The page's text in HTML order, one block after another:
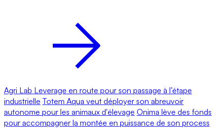
Agri Lab Leverage en route pour son passage à l’étape
industrielle Totem Aqua veut déployer son abreuvoir
autonome pour les animaux d'élevage Onima lève des fonds
pour accompagner la montée en puissance de son process